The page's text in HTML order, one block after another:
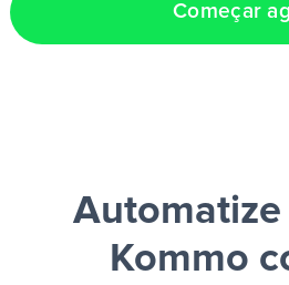
Começar
Automatize
Kommo